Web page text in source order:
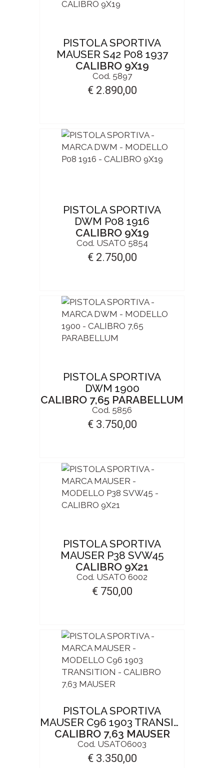
PISTOLA SPORTIVA
MAUSER S42 P08 1937
CALIBRO 9X19
Cod. 5897
€ 2.890,00
PISTOLA SPORTIVA
DWM P08 1916
CALIBRO 9X19
Cod. USATO 5854
€ 2.750,00
PISTOLA SPORTIVA
DWM 1900
CALIBRO 7,65 PARABELLUM
Cod. 5856
€ 3.750,00
PISTOLA SPORTIVA
MAUSER P38 SVW45
CALIBRO 9X21
Cod. USATO 6002
€ 750,00
PISTOLA SPORTIVA
MAUSER C96 1903 TRANSITION
CALIBRO 7,63 MAUSER
Cod. USATO6003
€ 3.350,00